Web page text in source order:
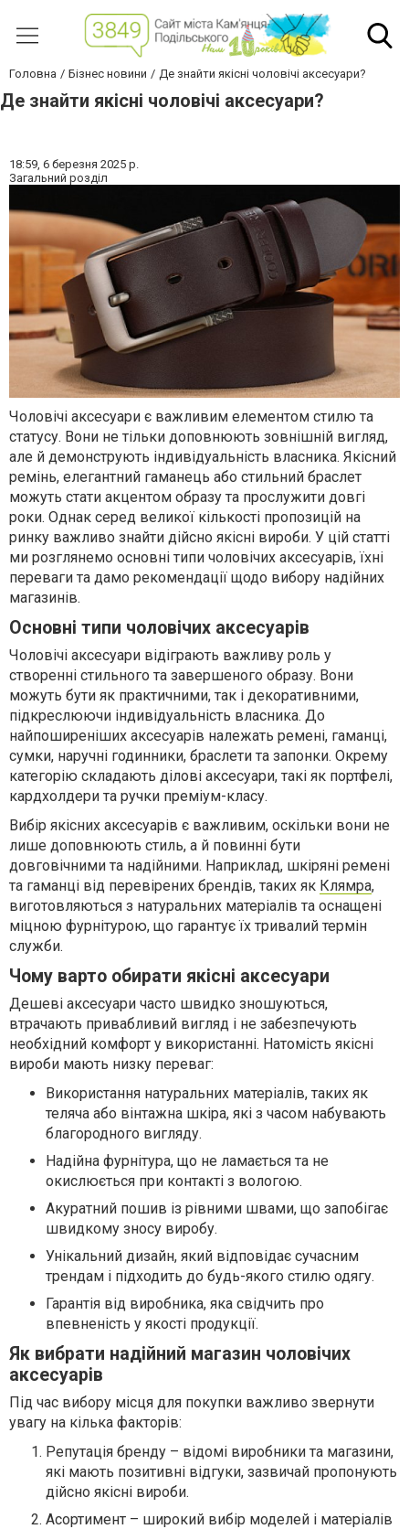
Головна Бізнес новини Де знайти якісні чоловічі аксесуари?
Де знайти якісні чоловічі аксесуари?
18:59, 6 березня 2025 р.
Загальний розділ
Чоловічі аксесуари є важливим елементом стилю та
статусу. Вони не тільки доповнюють зовнішній вигляд,
але й демонструють індивідуальність власника. Якісний
ремінь, елегантний гаманець або стильний браслет
можуть стати акцентом образу та прослужити довгі
роки. Однак серед великої кількості пропозицій на
ринку важливо знайти дійсно якісні вироби. У цій статті
ми розглянемо основні типи чоловічих аксесуарів, їхні
переваги та дамо рекомендації щодо вибору надійних
магазинів.
Основні типи чоловічих аксесуарів
Чоловічі аксесуари відіграють важливу роль у
створенні стильного та завершеного образу. Вони
можуть бути як практичними, так і декоративними,
підкреслюючи індивідуальність власника. До
найпоширеніших аксесуарів належать ремені, гаманці,
сумки, наручні годинники, браслети та запонки. Окрему
категорію складають ділові аксесуари, такі як портфелі,
кардхолдери та ручки преміум-класу.
Вибір якісних аксесуарів є важливим, оскільки вони не
лише доповнюють стиль, а й повинні бути
довговічними та надійними. Наприклад, шкіряні ремені
та гаманці від перевірених брендів, таких як Клямра,
виготовляються з натуральних матеріалів та оснащені
міцною фурнітурою, що гарантує їх тривалий термін
служби.
Чому варто обирати якісні аксесуари
Дешеві аксесуари часто швидко зношуються,
втрачають привабливий вигляд і не забезпечують
необхідний комфорт у використанні. Натомість якісні
вироби мають низку переваг:
Використання натуральних матеріалів, таких як
теляча або вінтажна шкіра, які з часом набувають
благородного вигляду.
Надійна фурнітура, що не ламається та не
окислюється при контакті з вологою.
Акуратний пошив із рівними швами, що запобігає
швидкому зносу виробу.
Унікальний дизайн, який відповідає сучасним
трендам і підходить до будь-якого стилю одягу.
Гарантія від виробника, яка свідчить про
впевненість у якості продукції.
Як вибрати надійний магазин чоловічих
аксесуарів
Під час вибору місця для покупки важливо звернути
увагу на кілька факторів:
Репутація бренду – відомі виробники та магазини,
які мають позитивні відгуки, зазвичай пропонують
дійсно якісні вироби.
Асортимент – широкий вибір моделей і матеріалів